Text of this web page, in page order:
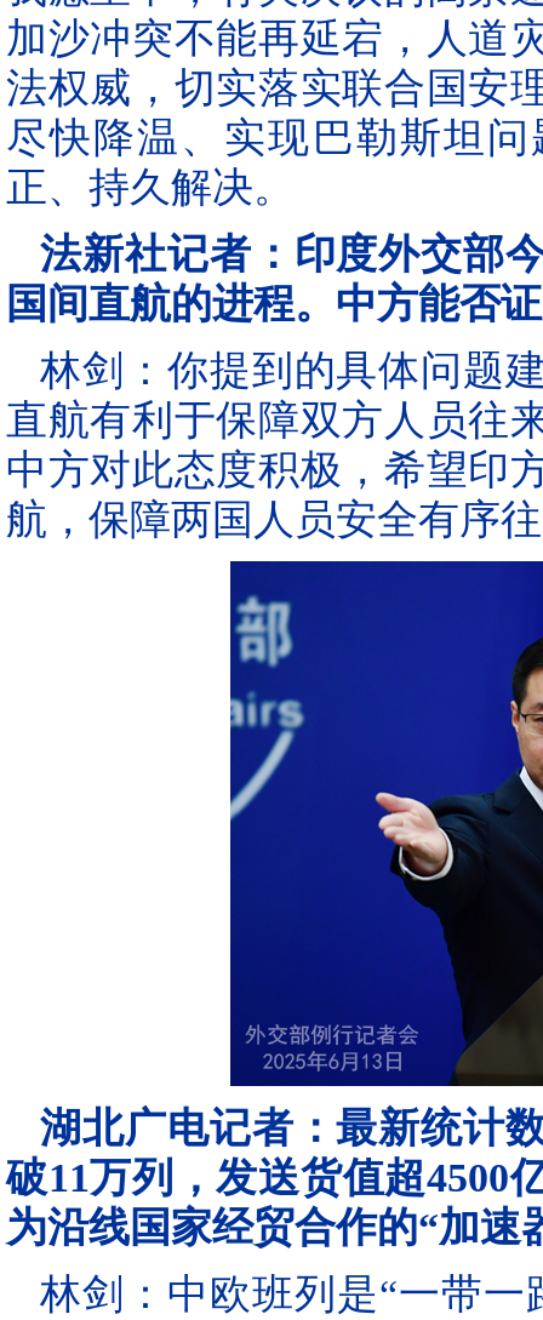
加沙冲突不能再延宕，人道
法权威，切实落实联合国安
尽快降温、实现巴勒斯坦
正、持久解决。
法新社记者：印度外交部
国间直航的进程。中方能否
林剑：你提到的具体问题
直航有利于保障双方人员往
中方对此态度积极，希望印
航，保障两国人员安全有序
湖北广电记者：最新统计
破11万列，发送货值超4500
为沿线国家经贸合作的“加速
林剑：中欧班列是“一带